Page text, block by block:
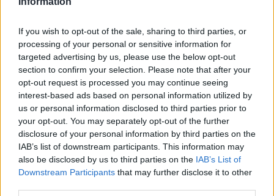
If you wish to opt-out of the sale, sharing to third parties, or
processing of your personal or sensitive information for
targeted advertising by us, please use the below opt-out
section to confirm your selection. Please note that after your
opt-out request is processed you may continue seeing
interest-based ads based on personal information utilized by
us or personal information disclosed to third parties prior to
your opt-out. You may separately opt-out of the further
disclosure of your personal information by third parties on the
IAB’s list of downstream participants. This information may
also be disclosed by us to third parties on the IAB’s List of
Downstream Participants that may further disclose it to other
INVESTIMENTOS